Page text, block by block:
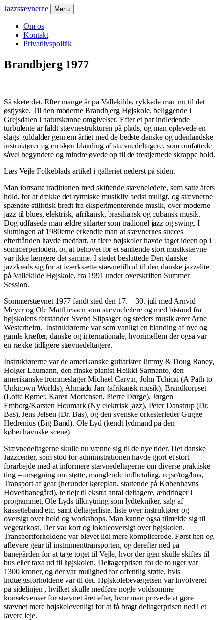
Jazzstævnerne Menu
Om os
Kontakt
Privatlivspolitik
Brandbjerg 1977
Så skete det. Efter mange år på Vallekilde, rykkede man nu til det
østjyske. Til den moderne Brandbjerg Højskole, beliggende i
Grejsdalen i naturskønne omgivelser. Efter et par indledende
turbulente år faldt stævnestrukturen på plads, og man oplevede en
slags guldalder gennem årtiet med de bedste danske og udenlandske
instruktører og en skøn blanding af stævnedeltagere, som omfattede
såvel begyndere og mindre øvede op til de trestjernede skrappe hold.
Læs Vejle Folkeblads artikel i galleriet nederst på siden.
Man fortsatte traditionen med skiftende stævneledere, som satte årets
hold, for at dække det rytmiske musikliv bedst muligt, og stævnerne
spændte stilistisk bredt fra eksperimenterende musik, over moderne
jazz til blues, elektrisk, afrikansk, brasiliansk og cubansk musik.
Dog udfasede man ældre stilarter som tradionel jazz og swing. I
slutningen af 1980erne erkendte man at stævnernes succes
efterhånden havde medført, at flere højskoler havde taget ideen op i
sommerperioden, og at behovet for et samlende stort musikstævne
var ikke længere det samme. I stedet besluttede Den danske
jazzkreds sig for at iværksætte stævnetilbud til den danske jazzelite
på Vallekilde Højskole, fra 1991 under overskriften Summer
Session.
Sommerstævnet 1977 fandt sted den 17. – 30. juli med Arnvid
Meyer og Ole Matthiessen som stævneledere og med bistand fra
højskolens forstander Svend Slipsager og stedets musiklærer Arne
Westerheim. Instruktørerne var som vanligt en blanding af nye og
gamle kræfter, danske og internationale, hvorimellem der også var
en række tidligere stævnedeltagere.
Instruktørerne var de amerikanske guitarister Jimmy & Doug Raney,
Holger Laumann, den finske pianist Heikki Sarmanto, den
amerikanske trommeslager Michael Carvin, John Tchicai (A Path to
Unknown Worlds), Ahmadu Jarr (afrikansk musik), Brandkorpset
(Lotte Rømer, Karen Mortensen, Pierre Dørge), Jørgen
Emborg/Karsten Houmark (Ny elektrisk jazz), Peter Danstrup (Dr.
Bas), Jens Jefsen (Dr. Bas), og den svenske orkesterleder Gugge
Hedrenius (Big Band). Ole Lyd (kendt lydmand på den
københavnske scene)
Stævnedeltagerne skulle nu vænne sig til de nye tider. Det danske
Jazzcenter, som stod for administrationen havde gjort et stort
forarbejde med at informere stævnedeltagerne om diverse praktiske
ting – ansøgning om støtte, manglende indbetaling, rejse/tog/bus,
Transport af gear (herunder køreplan, startende på Københavns
Hovedbanegård), teltlejr til ekstra antal deltagere, ændringer i
programmet, Ole Lyds tilknytning som lydtekniker, salg af
kassettebånd etc. samt deltagerliste. liste over instruktører og
oversigt over hold og workshops. Man kunne også tilmelde sig til
vegetarkost. Der var kort og lokaleoversigt over højskolen.
Transportforholdene var blevet lidt mere komplicerede. Først hen og
aflevere gear til instrumenttransporten, og derefter ned på
banegården for at tage toget til Vejle, hvor der igen skulle skiftes til
bus eller taxa ud til højskolen. Deltagerprisen for de to uger var
1300 kroner, og der var mulighed for offentlig støtte, hvis
indtægtsforholdene var til det. Højskolebevægelsen var involveret
på sidelinjen , hvilket skulle medføre nogle voldsomme
konsekvenser for stævnet året efter, hvor man prøvede at gøre
stævnet mere højskolevenligt for at få bragt deltagerprisen ned i et
lavere leje.